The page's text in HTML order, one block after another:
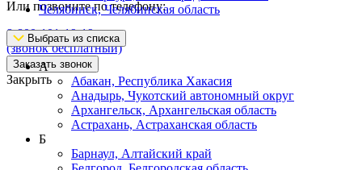
Или позвоните по телефону:
8-800-101-19-19
(звонок бесплатный)
Заказать звонок
Закрыть
Челябинск, Челябинская область
Выбрать из списка
А
Абакан, Республика Хакасия
Анадырь, Чукотский автономный округ
Архангельск, Архангельская область
Астрахань, Астраханская область
Б
Барнаул, Алтайский край